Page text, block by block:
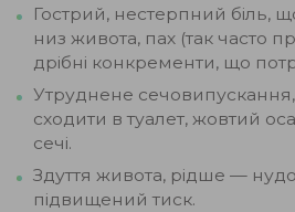
Гострий, нестерпний біль,
низ живота, пах (так часто
дрібні конкременти, що
Утруднене сечовипускання,
сходити в туалет, жовтий
сечі.
Здуття живота, рідше —
підвищений тиск.